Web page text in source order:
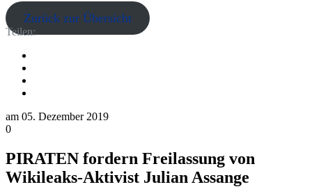
Zurück zur Übersicht
Teilen:
am 05. Dezember 2019
0
PIRATEN fordern Freilassung von
Wikileaks-Aktivist Julian Assange